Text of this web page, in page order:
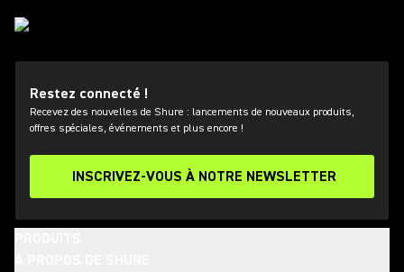
Restez connecté !
Recevez des nouvelles de Shure : lancements de nouveaux produits,
offres spéciales, événements et plus encore !
INSCRIVEZ-VOUS À NOTRE NEWSLETTER